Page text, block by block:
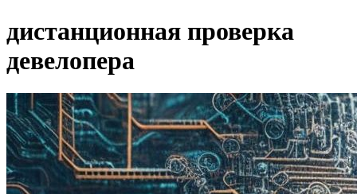
дистанционная проверка
девелопера